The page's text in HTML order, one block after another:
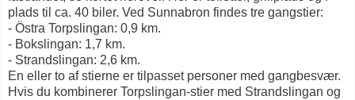
plads til ca. 40 biler. Ved Sunnabron findes tre gangstier:
- Östra Torpslingan: 0,9 km.
- Bokslingan: 1,7 km.
- Strandslingan: 2,6 km.
En eller to af stierne er tilpasset personer med gangbesvær.
Hvis du kombinerer Torpslingan-stier med Strandslingan og